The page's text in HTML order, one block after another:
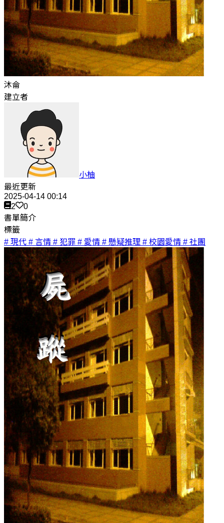
沐侖
建立者
小柚
最近更新
2025-04-14 00:14
2
0
書單簡介
標籤
# 現代 # 言情 # 犯罪 # 愛情 # 懸疑推理 # 校園愛情 # 社團